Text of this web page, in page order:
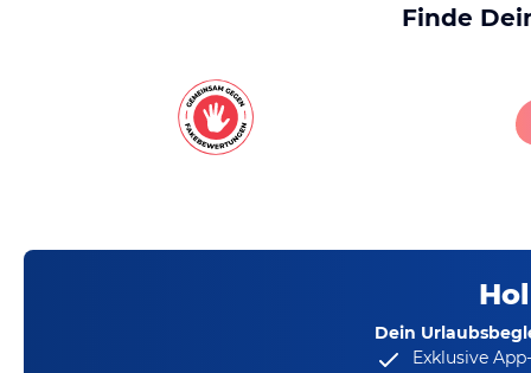
Finde
Dein
Exklusive